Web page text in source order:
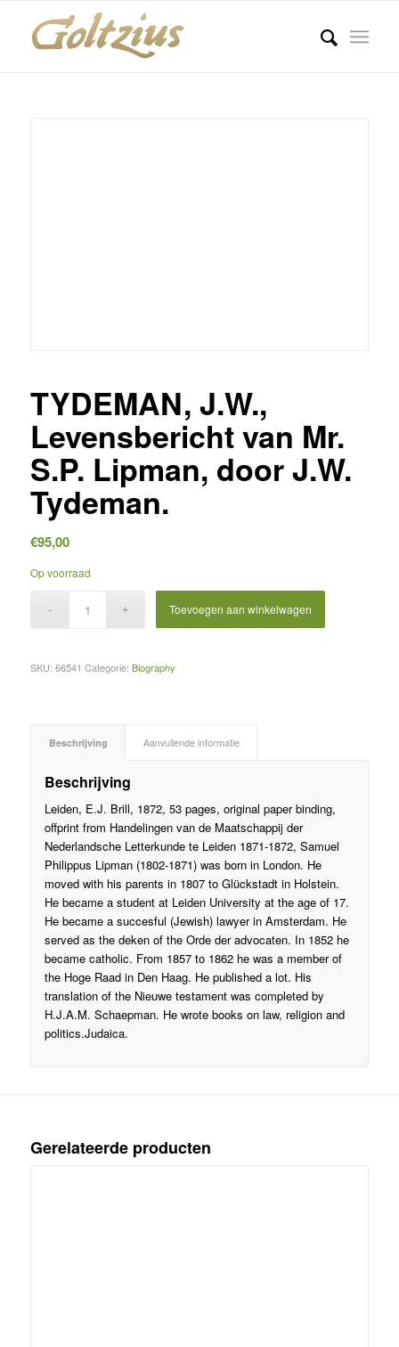
TYDEMAN, J.W.,
Levensbericht van Mr.
S.P. Lipman, door J.W.
Tydeman.
€95,00
Op voorraad
Toevoegen aan winkelwagen
SKU: 66541 Categorie: Biography
Beschrijving Aanvullende informatie
Beschrijving
Leiden, E.J. Brill, 1872, 53 pages, original paper binding,
offprint from Handelingen van de Maatschappij der
Nederlandsche Letterkunde te Leiden 1871-1872, Samuel
Philippus Lipman (1802-1871) was born in London. He
moved with his parents in 1807 to Glückstadt in Holstein.
He became a student at Leiden University at the age of 17.
He became a succesful (Jewish) lawyer in Amsterdam. He
served as the deken of the Orde der advocaten. In 1852 he
became catholic. From 1857 to 1862 he was a member of
the Hoge Raad in Den Haag. He published a lot. His
translation of the Nieuwe testament was completed by
H.J.A.M. Schaepman. He wrote books on law, religion and
politics.Judaica.
Gerelateerde producten